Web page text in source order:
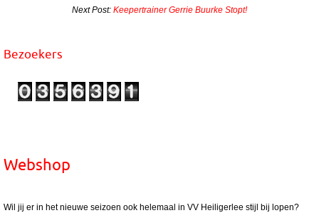
Next Post: Keepertrainer Gerrie Buurke Stopt!
Bezoekers
Webshop
Wil jij er in het nieuwe seizoen ook helemaal in VV Heiligerlee stijl bij lopen?